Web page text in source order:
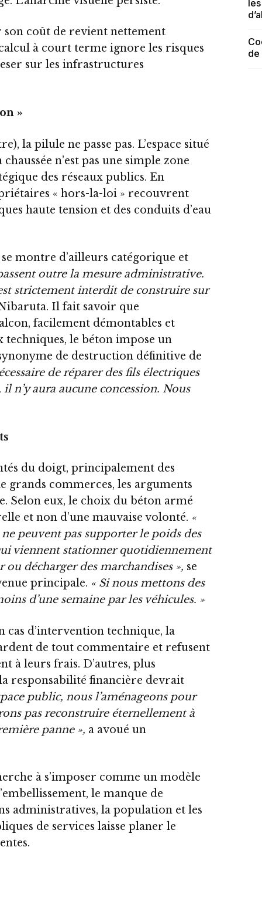
coût de revient nettement
à court terme ignore les risques
sur les infrastructures
»
la pilule ne passe pas. L’espace situé
n’est pas une simple zone
des réseaux publics. En
« hors-la-loi » recouvrent
haute tension et des conduits d’eau
montre d’ailleurs catégorique et
outre la mesure administrative.
strictement interdit de construire sur
Il fait savoir que
facilement démontables et
techniques, le béton impose un
de destruction définitive de
de réparer des fils électriques
n’y aura aucune concession. Nous
du doigt, principalement des
grands commerces, les arguments
Selon eux, le choix du béton armé
et non d’une mauvaise volonté. «
peuvent pas supporter le poids des
viennent stationner quotidiennement
décharger des marchandises », se
principale. « Si nous mettons des
d’une semaine par les véhicules. »
d’intervention technique, la
de tout commentaire et refusent
à leurs frais. D’autres, plus
responsabilité financière devrait
public, nous l’aménageons pour
pas reconstruire éternellement à
panne », a avoué un
à s’imposer comme un modèle
le manque de
administratives, la population et les
de services laisse planer le
de